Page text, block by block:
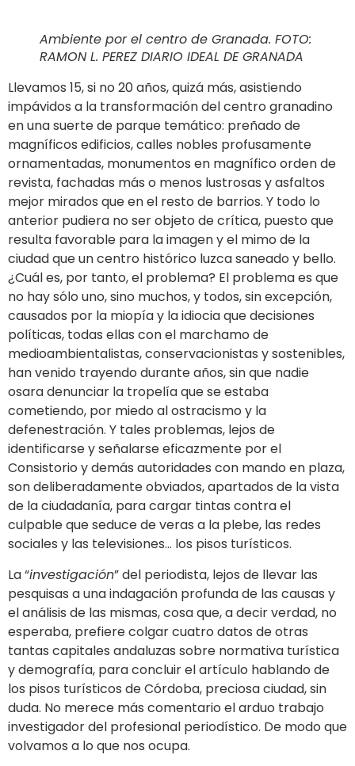
Ambiente por el centro de Granada. FOTO:
RAMON L. PEREZ DIARIO IDEAL DE GRANADA
Llevamos 15, si no 20 años, quizá más, asistiendo
impávidos a la transformación del centro granadino
en una suerte de parque temático: preñado de
magníficos edificios, calles nobles profusamente
ornamentadas, monumentos en magnífico orden de
revista, fachadas más o menos lustrosas y asfaltos
mejor mirados que en el resto de barrios. Y todo lo
anterior pudiera no ser objeto de crítica, puesto que
resulta favorable para la imagen y el mimo de la
ciudad que un centro histórico luzca saneado y bello.
¿Cuál es, por tanto, el problema? El problema es que
no hay sólo uno, sino muchos, y todos, sin excepción,
causados por la miopía y la idiocia que decisiones
políticas, todas ellas con el marchamo de
medioambientalistas, conservacionistas y sostenibles,
han venido trayendo durante años, sin que nadie
osara denunciar la tropelía que se estaba
cometiendo, por miedo al ostracismo y la
defenestración. Y tales problemas, lejos de
identificarse y señalarse eficazmente por el
Consistorio y demás autoridades con mando en plaza,
son deliberadamente obviados, apartados de la vista
de la ciudadanía, para cargar tintas contra el
culpable que seduce de veras a la plebe, las redes
sociales y las televisiones… los pisos turísticos.
La “investigación” del periodista, lejos de llevar las
pesquisas a una indagación profunda de las causas y
el análisis de las mismas, cosa que, a decir verdad, no
esperaba, prefiere colgar cuatro datos de otras
tantas capitales andaluzas sobre normativa turística
y demografía, para concluir el artículo hablando de
los pisos turísticos de Córdoba, preciosa ciudad, sin
duda. No merece más comentario el arduo trabajo
investigador del profesional periodístico. De modo que
volvamos a lo que nos ocupa.